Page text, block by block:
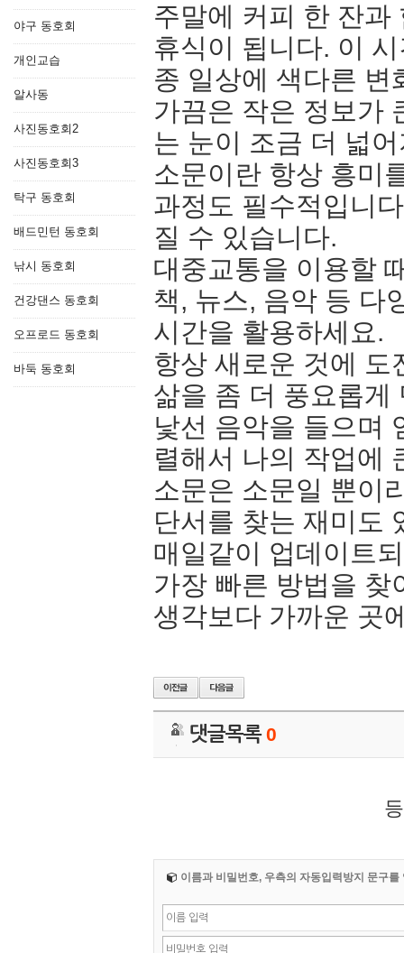
야구 동호회
개인교습
알사동
사진동호회2
사진동호회3
탁구 동호회
배드민턴 동호회
낚시 동호회
건강댄스 동호회
오프로드 동호회
바둑 동호회
주말에 커피 한 잔과
휴식이 됩니다. 이
종 일상에 색다른
가끔은 작은 정보가
는 눈이 조금 더 넓
소문이란 항상 흥미
과정도 필수적입니
질 수 있습니다.
대중교통을 이용할
책, 뉴스, 음악 등 다
시간을 활용하세요.
항상 새로운 것에 도
삶을 좀 더 풍요롭게
낯선 음악을 들으며
렬해서 나의 작업에
소문은 소문일 뿐이
단서를 찾는 재미도
매일같이 업데이트
가장 빠른 방법을 찾
생각보다 가까운 곳
댓글목록0
이름과 비밀번호, 우측의 자동입력방지 문구를